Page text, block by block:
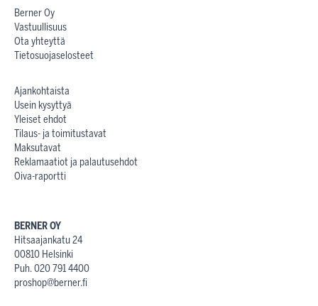
Berner Oy
Vastuullisuus
Ota yhteyttä
Tietosuojaselosteet
Ajankohtaista
Usein kysyttyä
Yleiset ehdot
Tilaus- ja toimitustavat
Maksutavat
Reklamaatiot ja palautusehdot
Oiva-raportti
BERNER OY
Hitsaajankatu 24
00810 Helsinki
Puh. 020 791 4400
proshop@berner.fi